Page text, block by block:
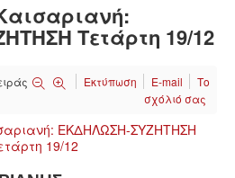
ΕΙΔΉΣΕΙΣ
Τετάρτη 19/12
Εκτύπωση E-mail
Το
σχόλιό σας